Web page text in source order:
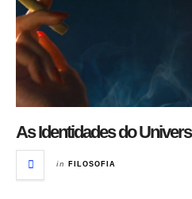
As Identidades do
in FILOSOFIA